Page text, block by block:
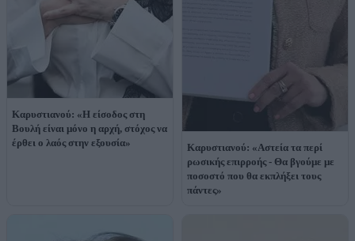
Καρυστιανού: «Η είσοδος στη
Βουλή είναι μόνο η αρχή, στόχος να
έρθει ο λαός στην εξουσία»
Καρυστιανού: «Αστεία τα περί
ρωσικής επιρροής - Θα βγούμε με
ποσοστό που θα εκπλήξει τους
πάντες»